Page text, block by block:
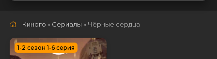
Киного » Сериалы » Чёрные сердца
1-2 сезон 1-6 серия